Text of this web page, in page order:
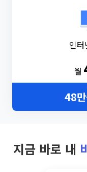
인
월
48
지금 바로 내